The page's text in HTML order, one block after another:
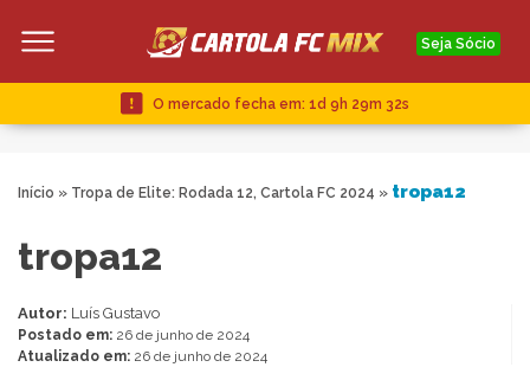
Seja Sócio
O mercado fecha em: 1d 9h 29m 31s
Início » Tropa de Elite: Rodada 12, Cartola FC 2024 » tropa12
tropa12
Autor: Luís Gustavo
Postado em: 26 de junho de 2024
Atualizado em: 26 de junho de 2024